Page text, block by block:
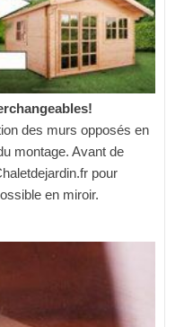
des murs opposés en
montage. Avant de
pour
en miroir.